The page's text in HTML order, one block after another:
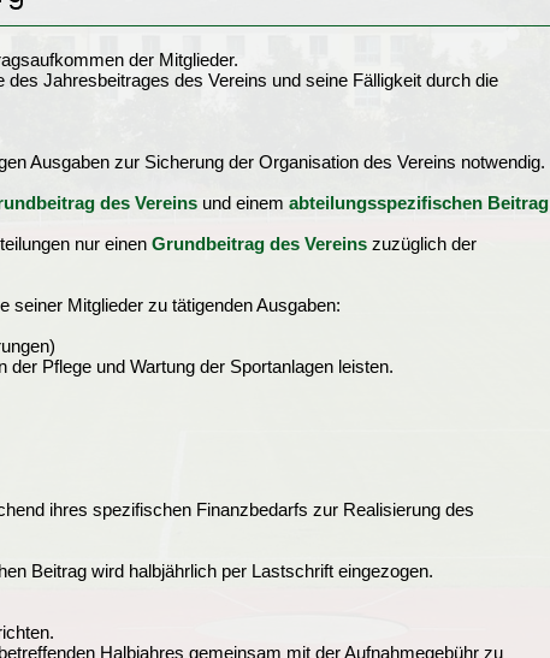
der Mitglieder.
Jahresbeitrages des Vereins und seine Fälligkeit durch die
Ausgaben zur Sicherung der Organisation des Vereins notwendig.
des Vereins und einem abteilungsspezifischen Beitrag
nur einen Grundbeitrag des Vereins zuzüglich der
seiner Mitglieder zu tätigenden Ausgaben:
Pflege und Wartung der Sportanlagen leisten.
ihres spezifischen Finanzbedarfs zur Realisierung des
Beitrag wird halbjährlich per Lastschrift eingezogen.
Halbjahres gemeinsam mit der Aufnahmegebühr zu